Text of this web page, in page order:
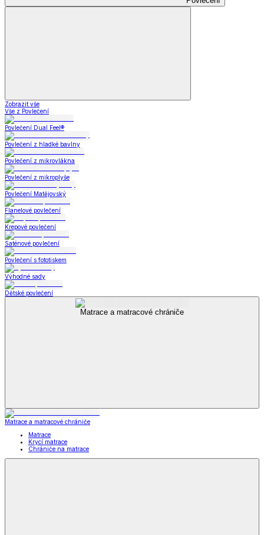
Zobrazit vše
Vše z Povlečení
Povlečení Dual Feel®
Povlečení z hladké bavlny
Povlečení z mikrovlákna
Povlečení z mikroplyše
Povlečení Matějovský
Flanelové povlečení
Krepové povlečení
Saténové povlečení
Povlečení s fototiskem
Výhodné sady
Dětské povlečení
Matrace a matracové chrániče
Matrace a matracové chrániče
Matrace
Krycí matrace
Chrániče na matrace